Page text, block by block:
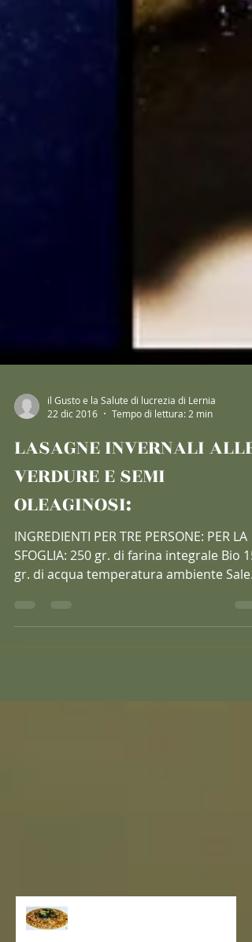
22 dic 2016
Tempo di lettura: 2 min
LASAGNE INVERNALI ALLE
VERDURE E SEMI
OLEAGINOSI:
INGREDIENTI PER TRE PERSONE: PER LA
SFOGLIA: 250 gr. di farina integrale Bio
integrale Bio...